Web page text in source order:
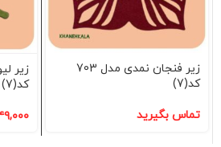
زیر فنجان نمدی مدل 703
کد(7)
تماس بگیرید
زیر
کد(7)